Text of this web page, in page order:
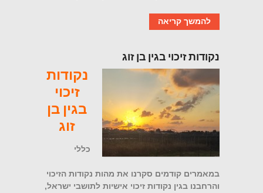
להמשך קריאה
נקודות זיכוי בגין בן זוג
נקודות
זיכוי
בגין בן
זוג
כללי
במאמרים קודמים סקרנו את מהות נקודות הזיכוי
והרחבנו בגין נקודות זיכוי אישיות לתושבי ישראל,